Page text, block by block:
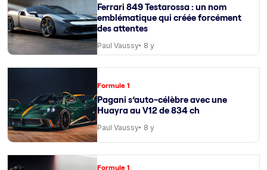
Ferrari 849 Testarossa : un nom
emblématique qui créée forcément
des attentes
Paul Vaussy 8 y
Formule 1
Pagani s’auto-célèbre avec une
Huayra au V12 de 834 ch
Paul Vaussy 8 y
Formule 1